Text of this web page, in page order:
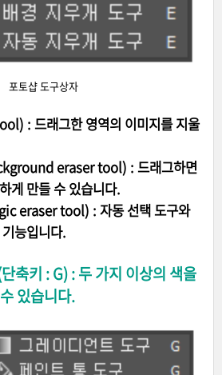
포토샵 도구상자
: 드래그한 영역의 이미지를 지울
eraser tool) : 드래그하면
게 만들 수 있습니다.
eraser tool) : 자동 선택 도구와
능입니다.
축키 : G) : 두 가지 이상의 색을
있습니다.